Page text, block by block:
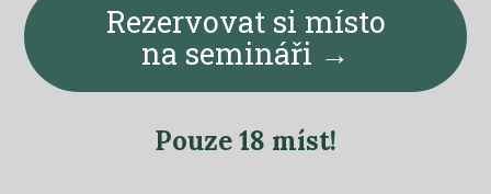
Rezervovat si místo
na semináři →
Pouze 18 míst!